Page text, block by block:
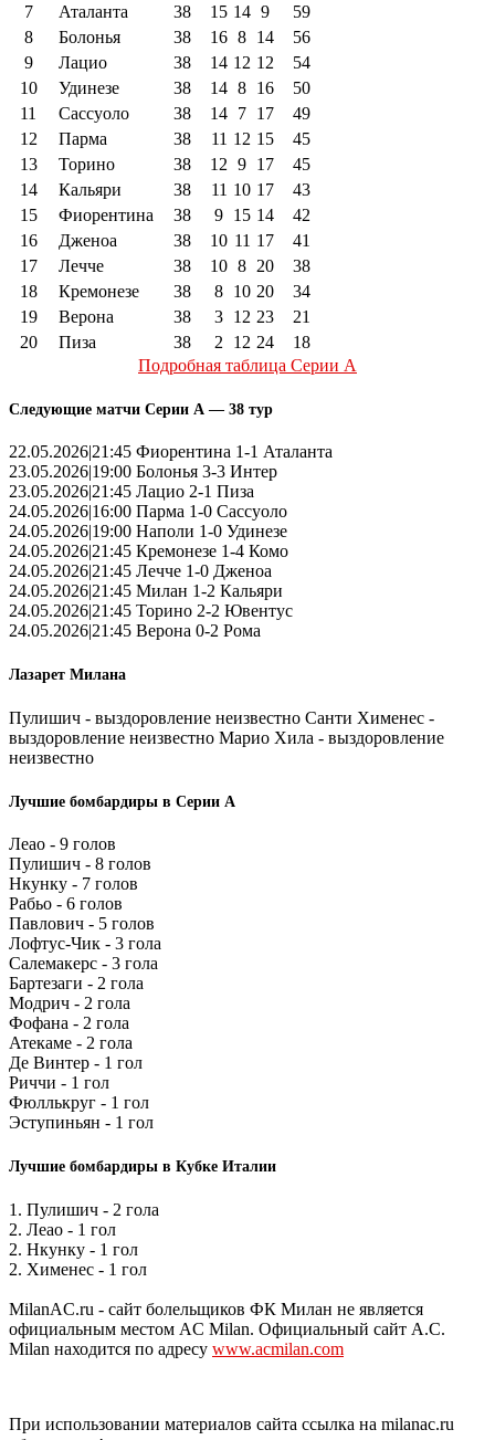
7
Аталанта 38 15 14 9
59
8
Болонья 38 16 8 14
56
9
Лацио 38 14 12 12
54
10
Удинезе 38 14 8 16
50
11
Сассуоло 38 14 7 17
49
12
Парма 38 11 12 15
45
13
Торино 38 12 9 17
45
14
Кальяри 38 11 10 17
43
15
Фиорентина 38 9 15 14
42
16
Дженоа 38 10 11 17
41
17
Лечче 38 10 8 20
38
18
Кремонезе 38 8 10 20
34
19
Верона 38 3 12 23
21
20
Пиза 38 2 12 24
18
Подробная таблица Серии А
Следующие матчи Серии А — 38 тур
22.05.2026|21:45 Фиорентина 1-1 Аталанта
23.05.2026|19:00 Болонья 3-3 Интер
23.05.2026|21:45 Лацио 2-1 Пиза
24.05.2026|16:00 Парма 1-0 Сассуоло
24.05.2026|19:00 Наполи 1-0 Удинезе
24.05.2026|21:45 Кремонезе 1-4 Комо
24.05.2026|21:45 Лечче 1-0 Дженоа
24.05.2026|21:45 Милан 1-2 Кальяри
24.05.2026|21:45 Торино 2-2 Ювентус
24.05.2026|21:45 Верона 0-2 Рома
Лазарет Милана
Пулишич - выздоровление неизвестно Санти Хименес -
выздоровление неизвестно Марио Хила - выздоровление
неизвестно
Лучшие бомбардиры в Серии А
Леао - 9 голов
Пулишич - 8 голов
Нкунку - 7 голов
Рабьо - 6 голов
Павлович - 5 голов
Лофтус-Чик - 3 гола
Салемакерс - 3 гола
Бартезаги - 2 гола
Модрич - 2 гола
Фофана - 2 гола
Атекаме - 2 гола
Де Винтер - 1 гол
Риччи - 1 гол
Фюллькруг - 1 гол
Эступиньян - 1 гол
Лучшие бомбардиры в Кубке Италии
1. Пулишич - 2 гола
2. Леао - 1 гол
2. Нкунку - 1 гол
2. Хименес - 1 гол
MilanAC.ru - сайт болельщиков ФК Милан не является
официальным местом AC Milan. Официальный сайт A.C.
Milan находится по адресу www.acmilan.com
При использовании материалов сайта ссылка на milanac.ru